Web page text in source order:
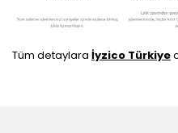
Tüm detaylara İyzico Türkiye